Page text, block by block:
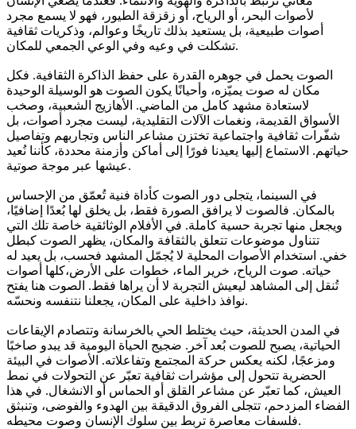
لأصوات البحر، أو الرياح، أو زقزقة الطيور، فهو لا يسمع مجرد
أصوات طبيعية، بل يستعيد بذلك تاريخًا وعوالم، وذكريات ثقافية
تشكلت في وعيه وفي الوعي الجمعي للمكان.
الصوت يحمل في جوهره القدرة على حفظ الذاكرة الثقافية. فكل
مكان له صوت يميّزه، وأحيانًا يكون الصوت هو الوسيلة الوحيدة
لاستعادة مشهد كامل من الماضي. الأهازيج الشعبية، وصخب
الأسواق القديمة، ونغمات الآلات التقليدية، ليست مجرد أصوات، بل
شفّرات ثقافية واجتماعية تختزن مشاعر الناس وتجاربهم وتفاصيل
حياتهم. الاستماع إليها يعيدنا فورًا إلى أماكن وأزمنة محددة، كأننا نُعيد
عيشها عبر موجة صوتية.
في السينما، يتجلى دور الصوت كأداة فنية تُعمّق من الإحساس
بالمكان. فالصوت لا يرافق الصورة فقط، بل يخلق لها بُعدًا إضافيًا،
ويجعل منها تجربة حسية كاملة. في الأفلام الوثائقية خاصة تلك التي
تتناول موضوعات تتعلق بالثقافة والمكان، يظهر الصوت كبطل
خفي. استخدام الأصوات المحلية لا يُجمّل المشهد فحسب، بل يعيد له
حياته. صوت الرياح، خرير الماء، خطوات على الأرض،كلها أصوات
تُنقل إلى المشاهد ليعيش التجربة لا أن يراها فقط. الصوت هنا يفتح
نوافذ داخلية على المكان، يجعلنا نتنفسه ونحسّه.
في المدن الحديثة، حيث يختلط الحي بالخرسانة وتتصادم الإيقاعات
الحياتية، يصبح للصوت بُعد آخر. ضجيج الحياة اليومية قد يبدو صاخبًا
ومزعجًا، لكنه يعكس حركة المجتمع وتفاعلاته. الأصوات في البيئة
الحضرية تتحول إلى مؤشرات ثقافية تعبّر عن التحولات في نمط
العيش، كما تعبّر عن مشاعر القلق أو الحماس أو الانشغال. في هذا
الفضاء المزدحم، تتجلى الفروق الدقيقة بين الهدوء والفوضى، وتنبثق
فلسفات معاصرة تربط بين سلوك الإنسان وصوت محيطه.